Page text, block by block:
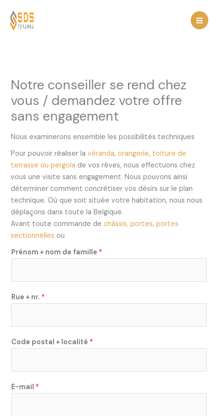
naar
Notre conseiller se rend chez
vous / demandez votre offre
sans engagement
Nous examinerons ensemble les possibilités techniques
Pour pouvoir réaliser lavéranda,orangerie, toiture de
terrasse ou pergola de vos rêves, nous effectuons chez
vous une visite sans engagement. Nous pouvons ainsi
déterminer comment concrétiser vos désirs sur le plan
technique. Où que soit située votre habitation, nous nous
déplaçons dans toute la Belgique.
Avant toute commande dechâssis, portes, portes
sectionnelles ou
Prénom + nom de famille *
Rue + nr. *
Code postal + localité *
E-mail *